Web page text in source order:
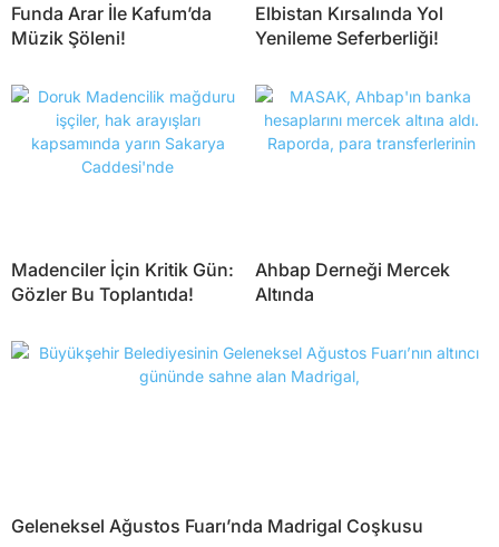
Funda Arar İle Kafum’da
Müzik Şöleni!
Elbistan Kırsalında Yol
Yenileme Seferberliği!
Madenciler İçin Kritik Gün:
Gözler Bu Toplantıda!
Ahbap Derneği Mercek
Altında
Geleneksel Ağustos Fuarı’nda Madrigal Coşkusu